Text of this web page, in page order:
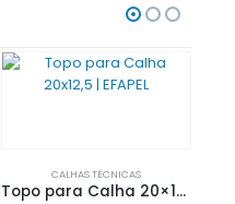
CALHAS TÉCNICAS
Topo para Calha 20×12,5 | EFAPEL